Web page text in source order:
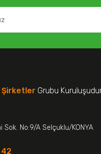
Şirketler Grubu
Sok. No:9/A Selçuklu/KONYA